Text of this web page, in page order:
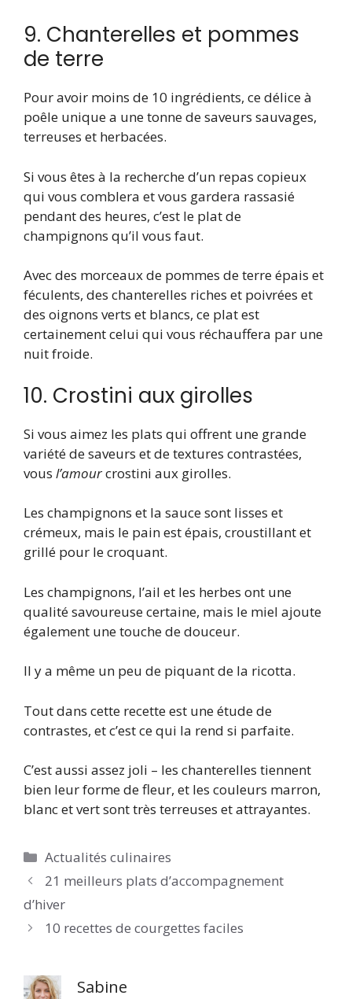
9. Chanterelles et pommes
de terre
Pour avoir moins de 10 ingrédients, ce délice à
poêle unique a une tonne de saveurs sauvages,
terreuses et herbacées.
Si vous êtes à la recherche d’un repas copieux
qui vous comblera et vous gardera rassasié
pendant des heures, c’est le plat de
champignons qu’il vous faut.
Avec des morceaux de pommes de terre épais et
féculents, des chanterelles riches et poivrées et
des oignons verts et blancs, ce plat est
certainement celui qui vous réchauffera par une
nuit froide.
10. Crostini aux girolles
Si vous aimez les plats qui offrent une grande
variété de saveurs et de textures contrastées,
vous l’amourcrostini aux girolles.
Les champignons et la sauce sont lisses et
crémeux, mais le pain est épais, croustillant et
grillé pour le croquant.
Les champignons, l’ail et les herbes ont une
qualité savoureuse certaine, mais le miel ajoute
également une touche de douceur.
Il y a même un peu de piquant de la ricotta.
Tout dans cette recette est une étude de
contrastes, et c’est ce qui la rend si parfaite.
C’est aussi assez joli – les chanterelles tiennent
bien leur forme de fleur, et les couleurs marron,
blanc et vert sont très terreuses et attrayantes.
Catégories
Actualités culinaires
21 meilleurs plats d’accompagnement
d’hiver
10 recettes de courgettes faciles
Sabine